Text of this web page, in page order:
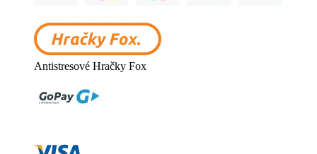
Antistresové Hračky Fox